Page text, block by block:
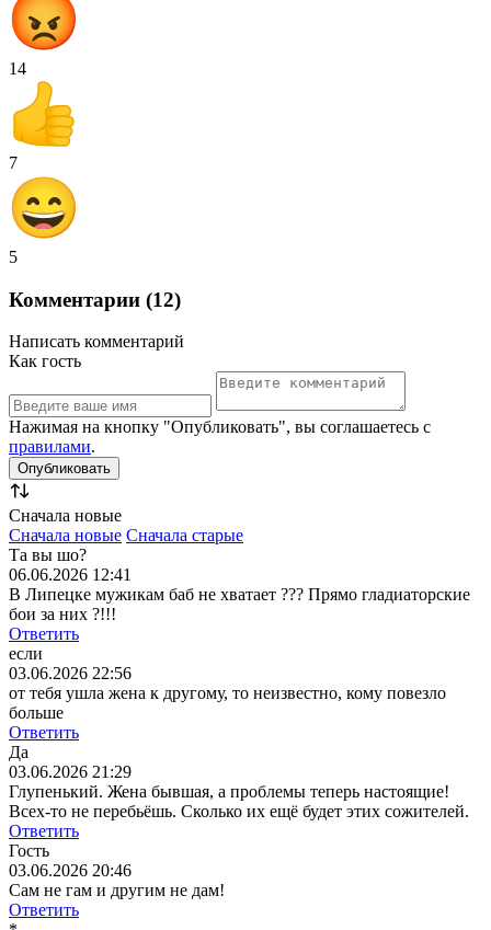
14
7
5
Комментарии (12)
Написать комментарий
Как гость
Нажимая на кнопку "Опубликовать", вы соглашаетесь с
правилами.
Сначала новые
Сначала новые Сначала старые
Та вы шо?
06.06.2026 12:41
В Липецке мужикам баб не хватает ??? Прямо гладиаторские
бои за них ?!!!
Ответить
если
03.06.2026 22:56
от тебя ушла жена к другому, то неизвестно, кому повезло
больше
Ответить
Да
03.06.2026 21:29
Глупенький. Жена бывшая, а проблемы теперь настоящие!
Всех-то не перебьёшь. Сколько их ещё будет этих сожителей.
Ответить
Гость
03.06.2026 20:46
Сам не гам и другим не дам!
Ответить